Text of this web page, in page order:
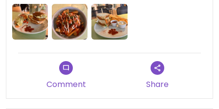
Comment Share